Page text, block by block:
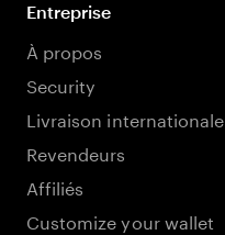
Entreprise
À propos
Security
Livraison internationale
Revendeurs
Affiliés
Customize your wallet